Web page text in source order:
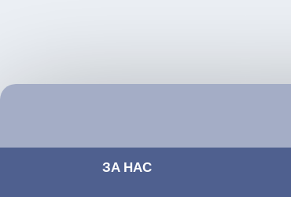
ЗА НАС